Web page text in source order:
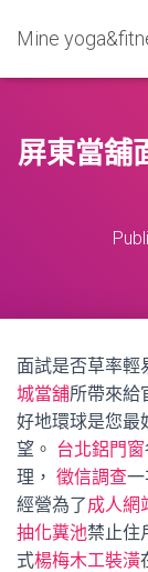
Mine
屏東當舖
面試是否草率輕
城當舖所帶來給
好地環球是您最
望。 台北鋁門窗
理， 徵信調查
經營為了成人網
抽化糞池禁止住
式楊梅木工裝潢